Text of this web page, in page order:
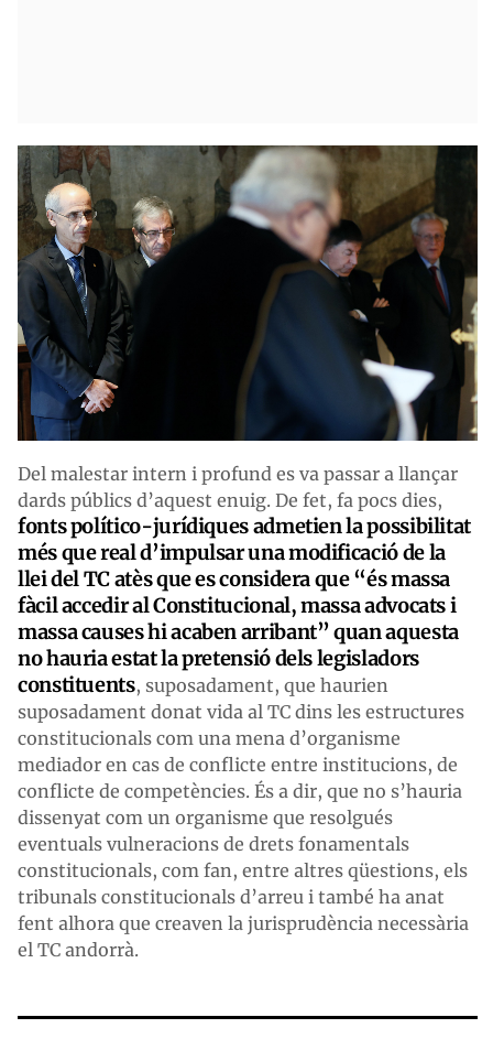
Del malestar intern i profund es va passar a llançar
dards públics d’aquest enuig. De fet, fa pocs dies,
fonts político-jurídiques admetien la possibilitat
més que real d’impulsar una modificació de la
llei del TC atès que es considera que “és massa
fàcil accedir al Constitucional, massa advocats i
massa causes hi acaben arribant” quan aquesta
no hauria estat la pretensió dels legisladors
constituents, suposadament, que haurien
suposadament donat vida al TC dins les estructures
constitucionals com una mena d’organisme
mediador en cas de conflicte entre institucions, de
conflicte de competències. És a dir, que no s’hauria
dissenyat com un organisme que resolgués
eventuals vulneracions de drets fonamentals
constitucionals, com fan, entre altres qüestions, els
tribunals constitucionals d’arreu i també ha anat
fent alhora que creaven la jurisprudència necessària
el TC andorrà.